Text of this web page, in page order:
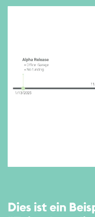
Dies ist ein